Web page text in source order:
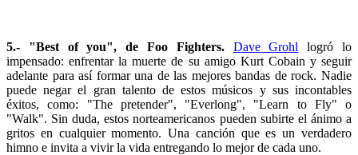
5.- "Best of you", de Foo Fighters. Dave Grohl logró lo
impensado: enfrentar la muerte de su amigo Kurt Cobain y seguir
adelante para así formar una de las mejores bandas de rock. Nadie
puede negar el gran talento de estos músicos y sus incontables
éxitos, como: "The pretender", "Everlong", "Learn to Fly" o
"Walk". Sin duda, estos norteamericanos pueden subirte el ánimo a
gritos en cualquier momento. Una canción que es un verdadero
himno e invita a vivir la vida entregando lo mejor de cada uno.